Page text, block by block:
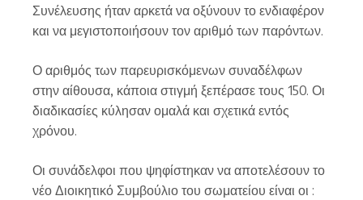
Συνέλευσης ήταν αρκετά να οξύνουν το ενδιαφέρον
και να μεγιστοποιήσουν τον αριθμό των παρόντων.
Ο αριθμός των παρευρισκόμενων συναδέλφων
στην αίθουσα, κάποια στιγμή ξεπέρασε τους 150. Οι
διαδικασίες κύλησαν ομαλά και σχετικά εντός
χρόνου.
Οι συνάδελφοι που ψηφίστηκαν να αποτελέσουν το
νέο Διοικητικό Συμβούλιο του σωματείου είναι οι :